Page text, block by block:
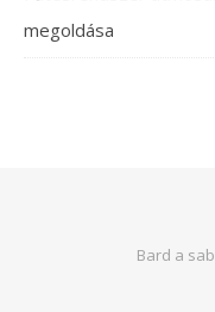
megoldása
Bard a